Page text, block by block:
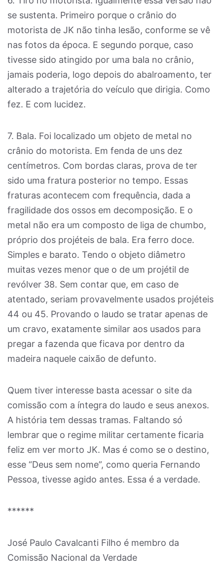
se sustenta. Primeiro porque o crânio do
motorista de JK não tinha lesão, conforme se vê
nas fotos da época. E segundo porque, caso
tivesse sido atingido por uma bala no crânio,
jamais poderia, logo depois do abalroamento, ter
alterado a trajetória do veículo que dirigia. Como
fez. E com lucidez.
7. Bala. Foi localizado um objeto de metal no
crânio do motorista. Em fenda de uns dez
centímetros. Com bordas claras, prova de ter
sido uma fratura posterior no tempo. Essas
fraturas acontecem com frequência, dada a
fragilidade dos ossos em decomposição. E o
metal não era um composto de liga de chumbo,
próprio dos projéteis de bala. Era ferro doce.
Simples e barato. Tendo o objeto diâmetro
muitas vezes menor que o de um projétil de
revólver 38. Sem contar que, em caso de
atentado, seriam provavelmente usados projéteis
44 ou 45. Provando o laudo se tratar apenas de
um cravo, exatamente similar aos usados para
pregar a fazenda que ficava por dentro da
madeira naquele caixão de defunto.
Quem tiver interesse basta acessar o site da
comissão com a íntegra do laudo e seus anexos.
A história tem dessas tramas. Faltando só
lembrar que o regime militar certamente ficaria
feliz em ver morto JK. Mas é como se o destino,
esse “Deus sem nome”, como queria Fernando
Pessoa, tivesse agido antes. Essa é a verdade.
******
José Paulo Cavalcanti Filho é membro da
Comissão Nacional da Verdade